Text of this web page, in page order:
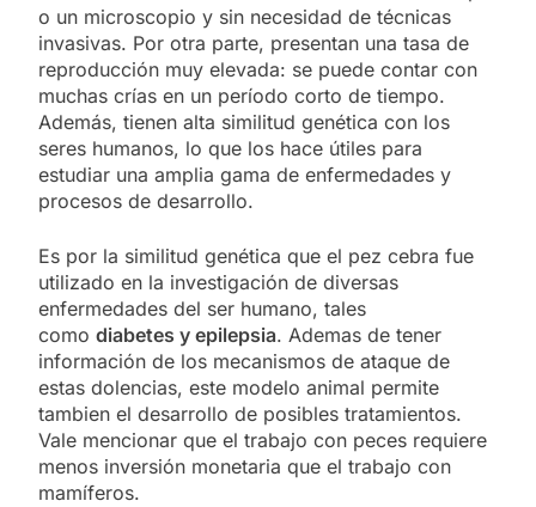
o un microscopio y sin necesidad de técnicas
invasivas. Por otra parte, presentan una tasa de
reproducción muy elevada: se puede contar con
muchas crías en un período corto de tiempo.
Además, tienen alta similitud genética con los
seres humanos, lo que los hace útiles para
estudiar una amplia gama de enfermedades y
procesos de desarrollo.
Es por la similitud genética que el pez cebra fue
utilizado en la investigación de diversas
enfermedades del ser humano, tales
como diabetes y epilepsia. Ademas de tener
información de los mecanismos de ataque de
estas dolencias, este modelo animal permite
tambien el desarrollo de posibles tratamientos.
Vale mencionar que el trabajo con peces requiere
menos inversión monetaria que el trabajo con
mamíferos.